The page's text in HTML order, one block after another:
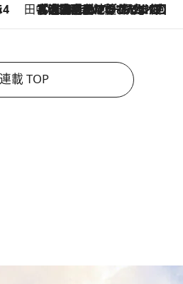
田中稲の勝手に再ブーム
2026.8.7
「湘南乃風に憧れて」観客大盛上がりの“タオル回し”に、ラッパー顔負けの高速歌唱まで…さだまさし（74）のアグレッシブすぎる現在地
連載 TOP